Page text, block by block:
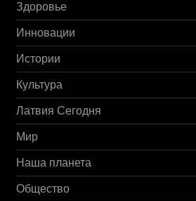
Здоровье
Инновации
Истории
Культура
Латвия Сегодня
Мир
Наша планета
Общество